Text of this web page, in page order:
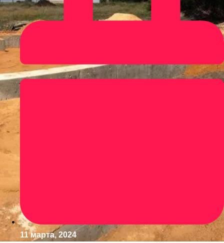
11 марта, 2024